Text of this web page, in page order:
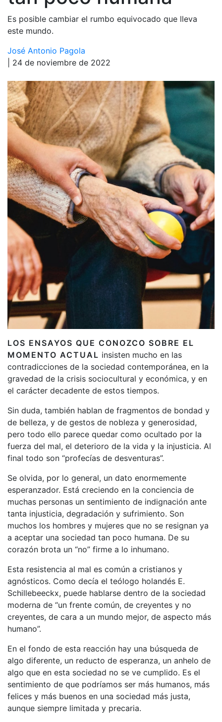
Es posible cambiar el rumbo equivocado que lleva
este mundo.
José Antonio Pagola
| 24 de noviembre de 2022
LOS ENSAYOS QUE CONOZCO SOBRE EL
MOMENTO ACTUAL insisten mucho en las
contradicciones de la sociedad contemporánea, en la
gravedad de la crisis sociocultural y económica, y en
el carácter decadente de estos tiempos.
Sin duda, también hablan de fragmentos de bondad y
de belleza, y de gestos de nobleza y generosidad,
pero todo ello parece quedar como ocultado por la
fuerza del mal, el deterioro de la vida y la injusticia. Al
final todo son “profecías de desventuras”.
Se olvida, por lo general, un dato enormemente
esperanzador. Está creciendo en la conciencia de
muchas personas un sentimiento de indignación ante
tanta injusticia, degradación y sufrimiento. Son
muchos los hombres y mujeres que no se resignan ya
a aceptar una sociedad tan poco humana. De su
corazón brota un “no” firme a lo inhumano.
Esta resistencia al mal es común a cristianos y
agnósticos. Como decía el teólogo holandés E.
Schillebeeckx, puede hablarse dentro de la sociedad
moderna de “un frente común, de creyentes y no
creyentes, de cara a un mundo mejor, de aspecto más
humano”.
En el fondo de esta reacción hay una búsqueda de
algo diferente, un reducto de esperanza, un anhelo de
algo que en esta sociedad no se ve cumplido. Es el
sentimiento de que podríamos ser más humanos, más
felices y más buenos en una sociedad más justa,
aunque siempre limitada y precaria.